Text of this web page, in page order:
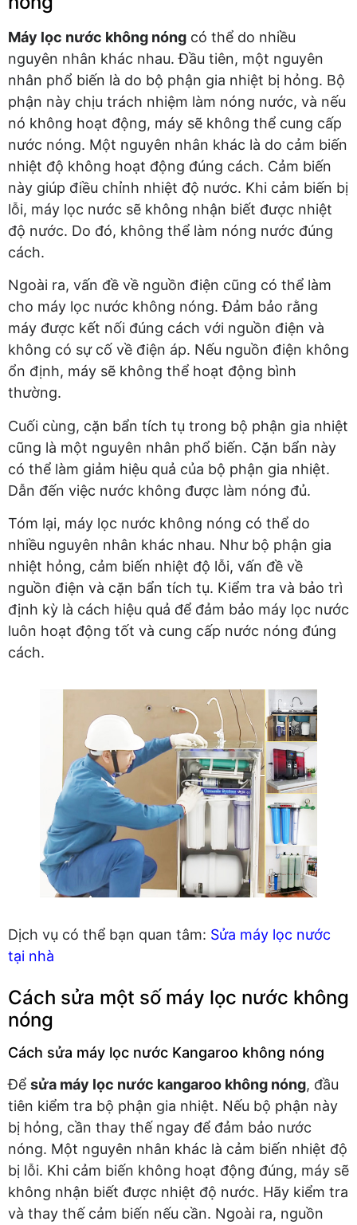
Máy lọc nước không nóng có thể do nhiều
nguyên nhân khác nhau. Đầu tiên, một nguyên
nhân phổ biến là do bộ phận gia nhiệt bị hỏng. Bộ
phận này chịu trách nhiệm làm nóng nước, và nếu
nó không hoạt động, máy sẽ không thể cung cấp
nước nóng. Một nguyên nhân khác là do cảm biến
nhiệt độ không hoạt động đúng cách. Cảm biến
này giúp điều chỉnh nhiệt độ nước. Khi cảm biến bị
lỗi, máy lọc nước sẽ không nhận biết được nhiệt
độ nước. Do đó, không thể làm nóng nước đúng
cách.
Ngoài ra, vấn đề về nguồn điện cũng có thể làm
cho máy lọc nước không nóng. Đảm bảo rằng
máy được kết nối đúng cách với nguồn điện và
không có sự cố về điện áp. Nếu nguồn điện không
ổn định, máy sẽ không thể hoạt động bình
thường.
Cuối cùng, cặn bẩn tích tụ trong bộ phận gia nhiệt
cũng là một nguyên nhân phổ biến. Cặn bẩn này
có thể làm giảm hiệu quả của bộ phận gia nhiệt.
Dẫn đến việc nước không được làm nóng đủ.
Tóm lại, máy lọc nước không nóng có thể do
nhiều nguyên nhân khác nhau. Như bộ phận gia
nhiệt hỏng, cảm biến nhiệt độ lỗi, vấn đề về
nguồn điện và cặn bẩn tích tụ. Kiểm tra và bảo trì
định kỳ là cách hiệu quả để đảm bảo máy lọc nước
luôn hoạt động tốt và cung cấp nước nóng đúng
cách.
Dịch vụ có thể bạn quan tâm: Sửa máy lọc nước
tại nhà
Cách sửa một số máy lọc nước không
nóng
Cách sửa máy lọc nước Kangaroo không nóng
Để sửa máy lọc nước kangaroo không nóng, đầu
tiên kiểm tra bộ phận gia nhiệt. Nếu bộ phận này
bị hỏng, cần thay thế ngay để đảm bảo nước
nóng. Một nguyên nhân khác là cảm biến nhiệt độ
bị lỗi. Khi cảm biến không hoạt động đúng, máy sẽ
không nhận biết được nhiệt độ nước. Hãy kiểm tra
và thay thế cảm biến nếu cần. Ngoài ra, nguồn